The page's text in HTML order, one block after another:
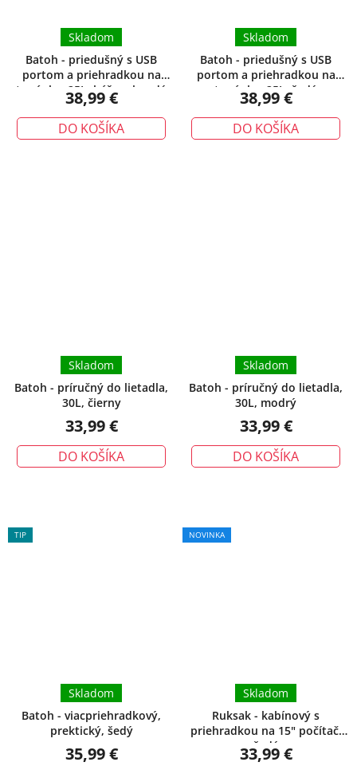
Batoh - priedušný s USB
portom a priehradkou na
topánky, 25L, béžovohnedý
Skladom
38,99 €
DO KOŠÍKA
Batoh - priedušný s USB
portom a priehradkou na
topánky, 25L, šedý
Skladom
38,99 €
DO KOŠÍKA
Batoh - príručný do lietadla,
30L, čierny
Skladom
33,99 €
DO KOŠÍKA
Batoh - príručný do lietadla,
30L, modrý
Skladom
33,99 €
DO KOŠÍKA
TIP
Batoh - viacpriehradkový,
prektický, šedý
Skladom
35,99 €
NOVINKA
Ruksak - kabínový s
priehradkou na 15" počítač,
šedý
Skladom
33,99 €